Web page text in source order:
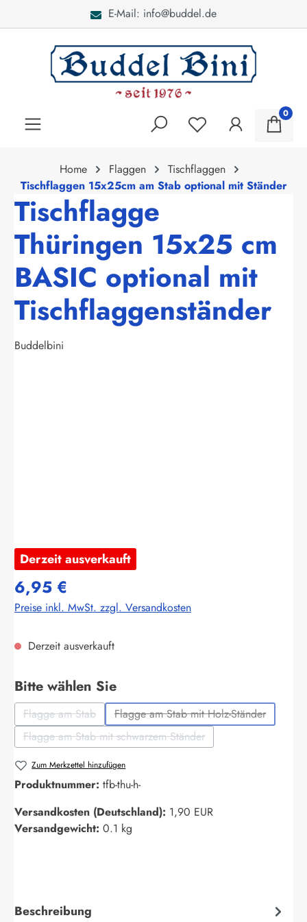
E-Mail: info@buddel.de
0
Home Flaggen
Tischflaggen
Tischflaggen 15x25cm am Stab optional mit Ständer
Tischflagge
Thüringen 15x25 cm
BASIC optional mit
Tischflaggenständer
Buddelbini
Derzeit ausverkauft
6,95 €
Preise inkl. MwSt. zzgl. Versandkosten
Derzeit ausverkauft
Bitte wählen Sieauswählen
Flagge am Stab
(Diese Option ist zurzeit nicht verfügbar.)
Flagge am Stab mit Holz-Ständer
(Diese Option ist zurzeit
Flagge am Stab mit schwarzem Ständer
(Diese Option ist zurzeit nicht verfügbar.)
Zum Merkzettel hinzufügen
Produktnummer: tfb-thu-h-
Versandkosten (Deutschland): 1,90 EUR
Versandgewicht: 0.1 kg
Beschreibung